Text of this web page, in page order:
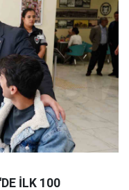
İLK 100